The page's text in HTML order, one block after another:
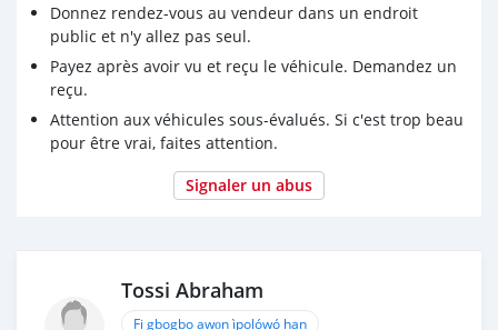
Donnez rendez-vous au vendeur dans un endroit
public et n'y allez pas seul.
Payez après avoir vu et reçu le véhicule. Demandez un
reçu.
Attention aux véhicules sous-évalués. Si c'est trop beau
pour être vrai, faites attention.
Signaler un abus
Tossi Abraham
Fi gbogbo awọn ìpolówó han